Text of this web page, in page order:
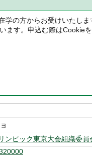
学の方からお受けいたしま
ます。申込む際はCookie
ンピック東京大会組織委員